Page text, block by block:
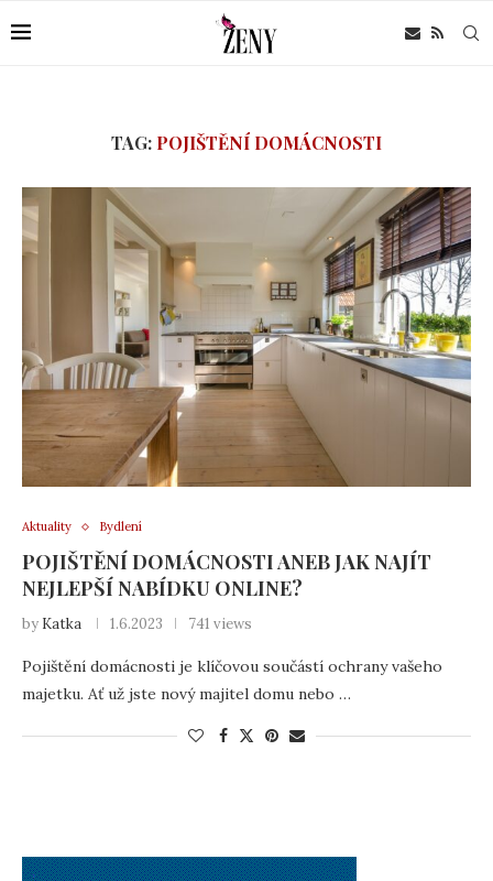
TAG: POJIŠTĚNÍ DOMÁCNOSTI
Aktuality Bydlení
POJIŠTĚNÍ DOMÁCNOSTI ANEB JAK NAJÍT
NEJLEPŠÍ NABÍDKU ONLINE?
by Katka 1.6.2023 741 views
Pojištění domácnosti je klíčovou součástí ochrany vašeho
majetku. Ať už jste nový majitel domu nebo …